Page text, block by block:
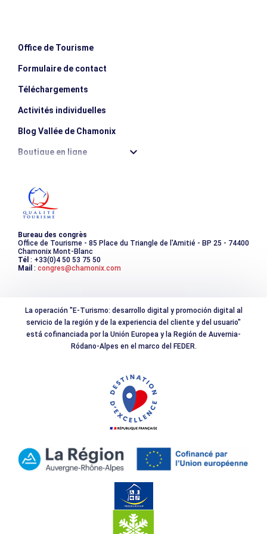
Office de Tourisme
Formulaire de contact
Téléchargements
Activités individuelles
Blog Vallée de Chamonix
Boutique en ligne
Les incontournables
Photothèque
Bureau des congrès
Office de Tourisme - 85 Place du Triangle de l'Amitié - BP 25 - 74400
Chamonix Mont-Blanc
Tél : +33(0)4 50 53 75 50
Mail : congres@chamonix.com
La operación "E-Turismo: desarrollo digital y promoción digital al
servicio de la región y de la experiencia del cliente y del usuario"
está cofinanciada por la Unión Europea y la Región de Auvernia-
Ródano-Alpes en el marco del FEDER.